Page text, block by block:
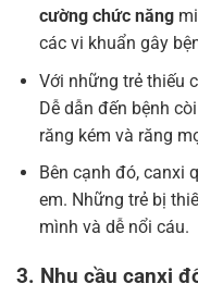
cường chức năng
các vi khuẩn gây
Với những trẻ thiếu
Dễ dẫn đến bệnh
răng kém và răng
Bên cạnh đó, canxi
em. Những trẻ bị
mình và dễ nổi cáu.
3. Nhu cầu canxi